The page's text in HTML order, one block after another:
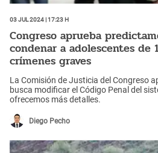
03 Jul 2024 | 17:23 h
Congreso aprueba
condenar a adolescentes de
crímenes graves
La Comisión de Justicia del Congreso
busca modificar el Código Penal del
ofrecemos más detalles.
Diego Pecho